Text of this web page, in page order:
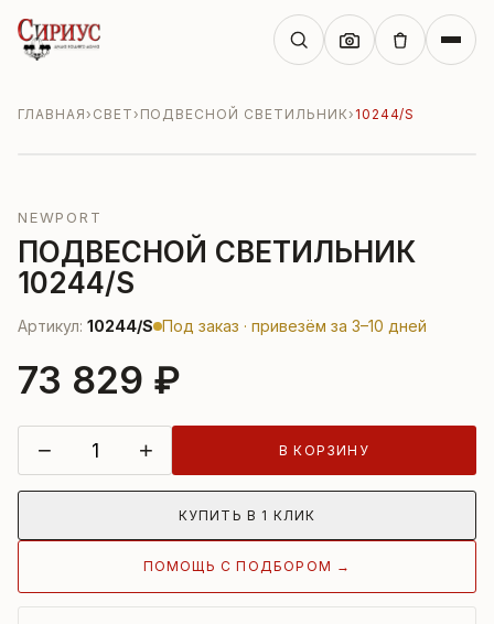
ГЛАВНАЯ› СВЕТ› ПОДВЕСНОЙ СВЕТИЛЬНИК› 10244/S
NEWPORT
ПОДВЕСНОЙ СВЕТИЛЬНИК
10244/S
Артикул: 10244/S Под заказ · привезём за 3–10 дней
73 829 ₽
− + В КОРЗИНУ
КУПИТЬ В 1 КЛИК
ПОМОЩЬ С ПОДБОРОМ →